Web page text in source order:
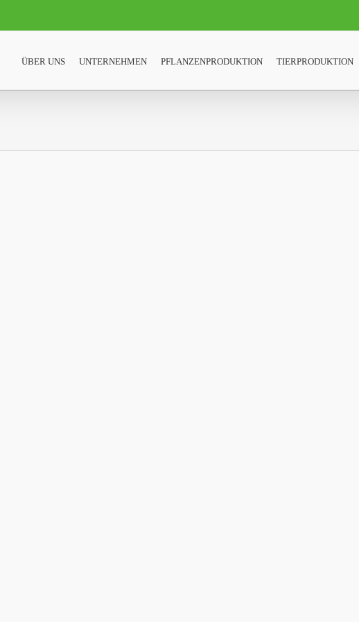
ÜBER UNS UNTERNEHMEN PFLANZENPRODUKTION TIERPRODUKTION